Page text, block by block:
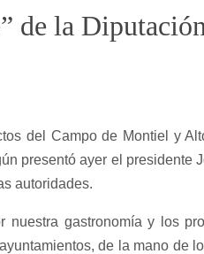
de la Diputación
del Campo de Montiel y
presentó ayer el presidente
autoridades.
nuestra gastronomía y los
de la mano de